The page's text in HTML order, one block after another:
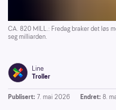
CA. 820 MILL.: Fredag braker det løs
seg milliarden.
Line
Troller
Publisert: 7. mai 2026 Endret: 8.